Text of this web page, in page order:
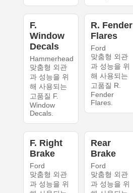
F.
Window
Decals
Hammerhead
맞춤형 외관
과 성능을 위
해 사용되는
고품질 F.
Window
Decals.
R. Fender
Flares
Ford
맞춤형 외관
과 성능을 위
해 사용되는
고품질 R.
Fender
Flares.
F. Right
Brake
Ford
맞춤형 외관
과 성능을 위
Rear
Brake
Ford
맞춤형 외관
과 성능을 위